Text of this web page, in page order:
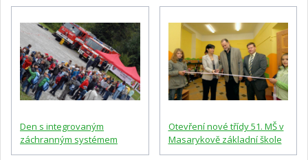
Den s integrovaným
záchranným systémem
Otevření nové třídy 51. MŠ v
Masarykově základní škole